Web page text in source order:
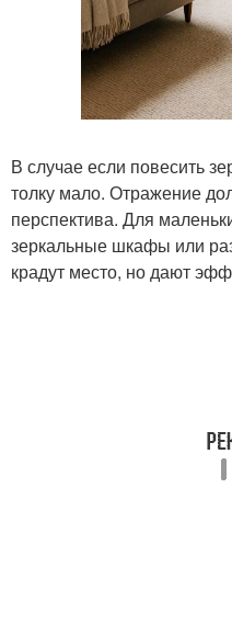
В случае если повесить
толку мало. Отражение
перспектива. Для
зеркальные шкафы или
крадут место, но дают